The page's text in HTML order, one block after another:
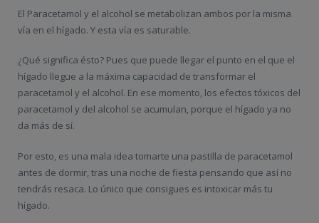
El Paracetamol y el alcohol se metabolizan ambos por la misma
vía en el hígado. Y esta vía es saturable.
¿Qué significa ésto? Pues que puede llegar el punto en el que el
hígado llegue a la máxima capacidad de transformar el
paracetamol y el alcohol. En ese momento, los efectos tóxicos del
paracetamol y del alcohol se acumulan, porque el hígado ya no
da más de sí.
Por esto, es una mala idea tomarte una pastilla de paracetamol
antes de dormir, tras una noche de fiesta pensando que así no
tendrás resaca. Lo único que consigues es intoxicar más tu
hígado.